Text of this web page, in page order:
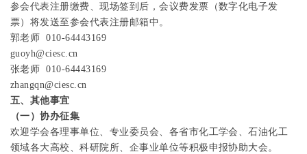
参会代表注册缴费、现场签到后，会议费发票（数字化电子发
票）将发送至参会代表注册邮箱中。
郭老师010-64443169
guoyh@ciesc.cn
张老师010-64443169
zhangqn@ciesc.cn
五、其他事宜
（一）协办征集
欢迎学会各理事单位、专业委员会、各省市化工学会、石油化工
领域各大高校、科研院所、企事业单位等积极申报协助大会。